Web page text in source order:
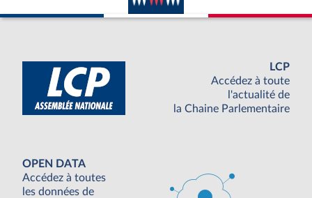
LCP
Accédez à toute
l'actualité de
la Chaine Parlementaire
OPEN DATA
Accédez à toutes
les données de